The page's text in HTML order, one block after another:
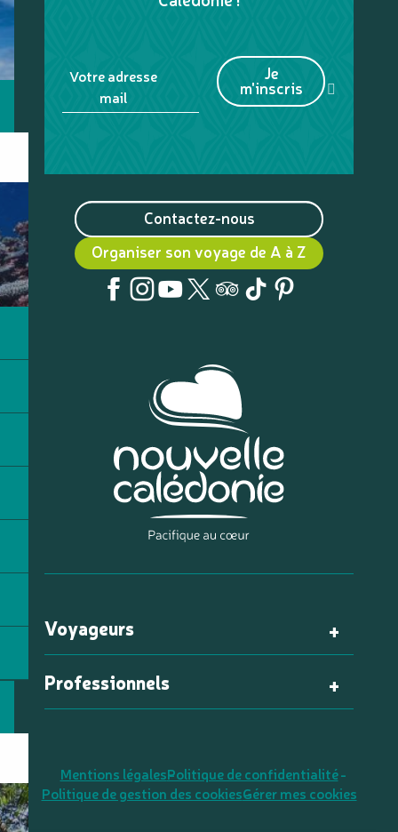
Votre adresse
mail
Je
m'inscris
Contactez-nous
Organiser son voyage de A à Z
Voyageurs
Professionnels
Mentions légalesPolitique de confidentialité
Politique de gestion des cookiesGérer mes cookies